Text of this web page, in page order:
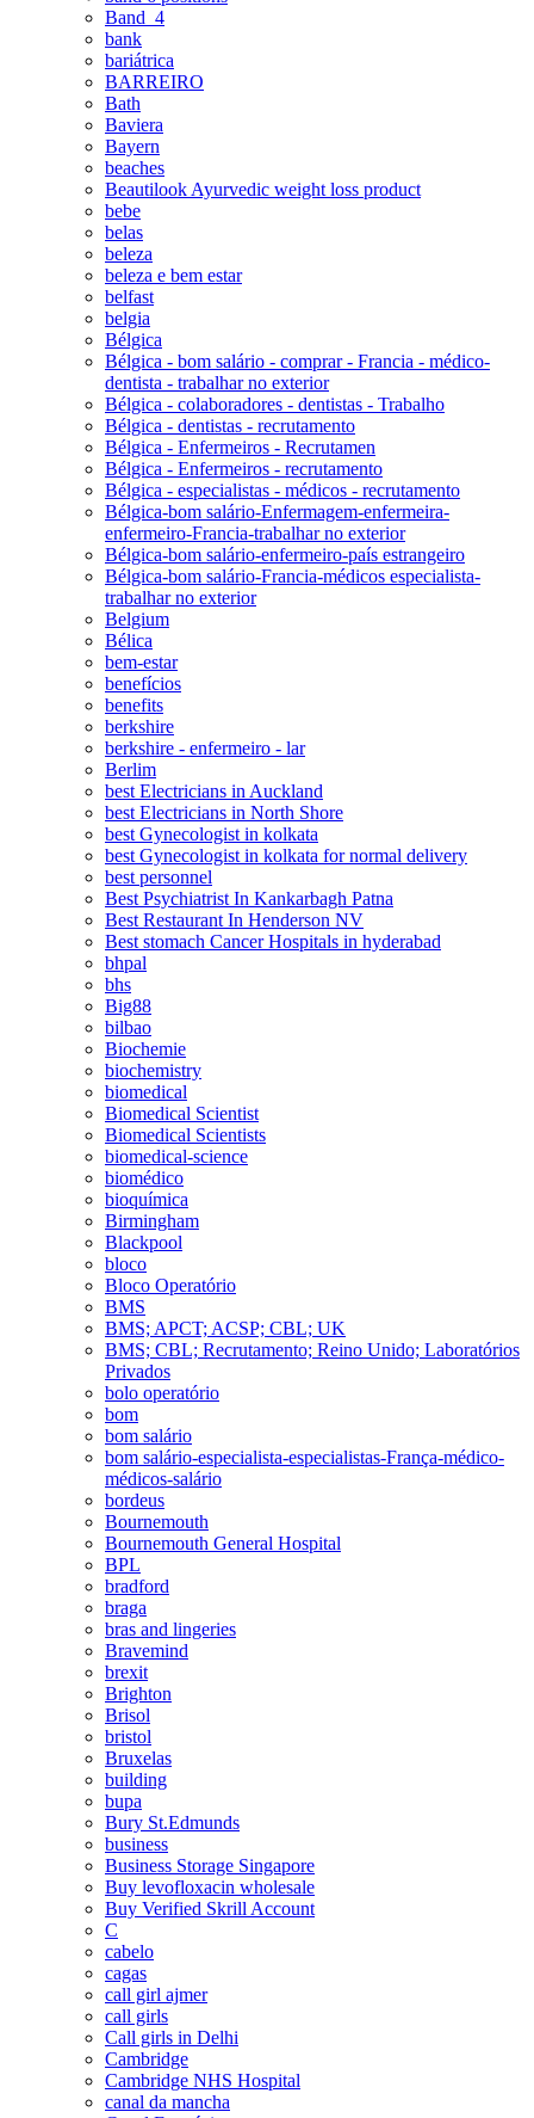
Band_4
bank
bariátrica
BARREIRO
Bath
Baviera
Bayern
beaches
Beautilook Ayurvedic weight loss product
bebe
belas
beleza
beleza e bem estar
belfast
belgia
Bélgica
Bélgica - bom salário - comprar - Francia - médico-
dentista - trabalhar no exterior
Bélgica - colaboradores - dentistas - Trabalho
Bélgica - dentistas - recrutamento
Bélgica - Enfermeiros - Recrutamen
Bélgica - Enfermeiros - recrutamento
Bélgica - especialistas - médicos - recrutamento
Bélgica-bom salário-Enfermagem-enfermeira-
enfermeiro-Francia-trabalhar no exterior
Bélgica-bom salário-enfermeiro-país estrangeiro
Bélgica-bom salário-Francia-médicos especialista-
trabalhar no exterior
Belgium
Bélica
bem-estar
benefícios
benefits
berkshire
berkshire - enfermeiro - lar
Berlim
best Electricians in Auckland
best Electricians in North Shore
best Gynecologist in kolkata
best Gynecologist in kolkata for normal delivery
best personnel
Best Psychiatrist In Kankarbagh Patna
Best Restaurant In Henderson NV
Best stomach Cancer Hospitals in hyderabad
bhpal
bhs
Big88
bilbao
Biochemie
biochemistry
biomedical
Biomedical Scientist
Biomedical Scientists
biomedical-science
biomédico
bioquímica
Birmingham
Blackpool
bloco
Bloco Operatório
BMS
BMS; APCT; ACSP; CBL; UK
BMS; CBL; Recrutamento; Reino Unido; Laboratórios
Privados
bolo operatório
bom
bom salário
bom salário-especialista-especialistas-França-médico-
médicos-salário
bordeus
Bournemouth
Bournemouth General Hospital
BPL
bradford
braga
bras and lingeries
Bravemind
brexit
Brighton
Brisol
bristol
Bruxelas
building
bupa
Bury St.Edmunds
business
Business Storage Singapore
Buy levofloxacin wholesale
Buy Verified Skrill Account
C
cabelo
cagas
call girl ajmer
call girls
Call girls in Delhi
Cambridge
Cambridge NHS Hospital
canal da mancha